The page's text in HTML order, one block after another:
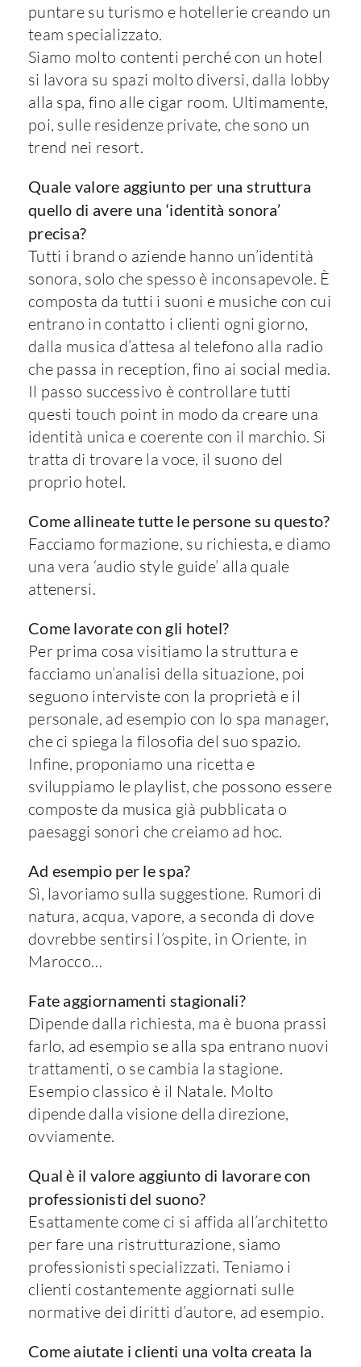
puntare su turismo e hotellerie creando un
team specializzato.
Siamo molto contenti perché con un hotel
si lavora su spazi molto diversi, dalla lobby
alla spa, fino alle cigar room. Ultimamente,
poi, sulle residenze private, che sono un
trend nei resort.
Quale valore aggiunto per una struttura
quello di avere una ‘identità sonora’
precisa?
Tutti i brand o aziende hanno un’identità
sonora, solo che spesso è inconsapevole. È
composta da tutti i suoni e musiche con cui
entrano in contatto i clienti ogni giorno,
dalla musica d’attesa al telefono alla radio
che passa in reception, fino ai social media.
Il passo successivo è controllare tutti
questi touch point in modo da creare una
identità unica e coerente con il marchio. Si
tratta di trovare la voce, il suono del
proprio hotel.
Come allineate tutte le persone su questo?
Facciamo formazione, su richiesta, e diamo
una vera ‘audio style guide’ alla quale
attenersi.
Come lavorate con gli hotel?
Per prima cosa visitiamo la struttura e
facciamo un’analisi della situazione, poi
seguono interviste con la proprietà e il
personale, ad esempio con lo spa manager,
che ci spiega la filosofia del suo spazio.
Infine, proponiamo una ricetta e
sviluppiamo le playlist, che possono essere
composte da musica già pubblicata o
paesaggi sonori che creiamo ad hoc.
Ad esempio per le spa?
Sì, lavoriamo sulla suggestione. Rumori di
natura, acqua, vapore, a seconda di dove
dovrebbe sentirsi l’ospite, in Oriente, in
Marocco…
Fate aggiornamenti stagionali?
Dipende dalla richiesta, ma è buona prassi
farlo, ad esempio se alla spa entrano nuovi
trattamenti, o se cambia la stagione.
Esempio classico è il Natale. Molto
dipende dalla visione della direzione,
ovviamente.
Qual è il valore aggiunto di lavorare con
professionisti del suono?
Esattamente come ci si affida all’architetto
per fare una ristrutturazione, siamo
professionisti specializzati. Teniamo i
clienti costantemente aggiornati sulle
normative dei diritti d’autore, ad esempio.
Come aiutate i clienti una volta creata la